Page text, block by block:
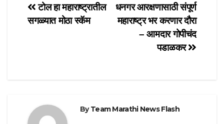
Post
navigation
धनगर आरक्षणासाठी संपूर्ण
महाराष्ट्र भर करणार दौरा
– आमदार गोपीचंद
पडाळकर
टोल हा महाराष्ट्रातील
सगळ्यात मोठा स्कॅम
ByTeam Marathi News Flash